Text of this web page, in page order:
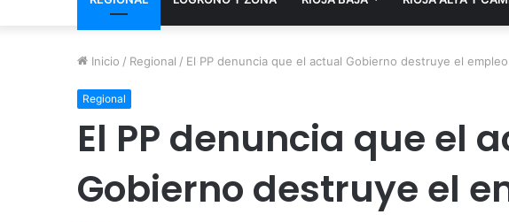
Inicio / Regional / El PP denuncia que el actual Gobierno destruye el empleo
Regional
El PP denuncia que el
Gobierno destruye el